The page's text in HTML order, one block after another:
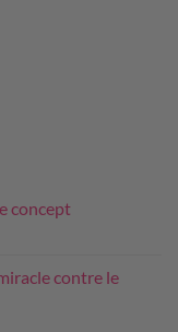
concept
contre le